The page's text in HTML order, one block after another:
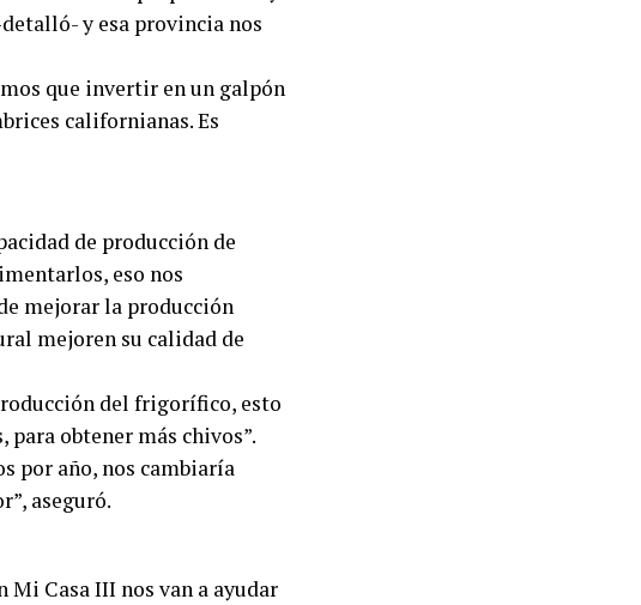
y esa provincia nos
que invertir en un galpón
californianas. Es
de producción de
eso nos
mejorar la producción
mejoren su calidad de
del frigorífico, esto
obtener más chivos”.
por año, nos cambiaría
aseguró.
Mi Casa III nos van a ayudar